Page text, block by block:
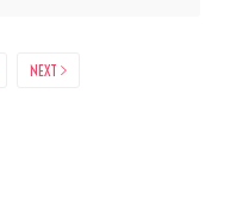
NEXT